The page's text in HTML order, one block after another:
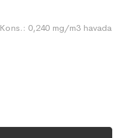
0,240 mg/m3 havada